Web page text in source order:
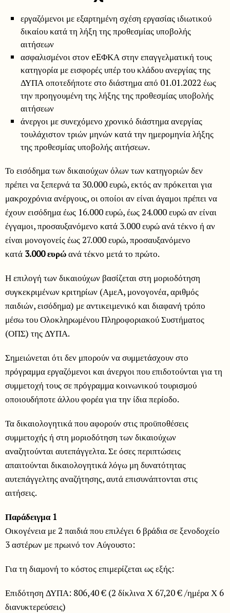
εργαζόμενοι με εξαρτημένη σχέση εργασίας ιδιωτικού
δικαίου κατά τη λήξη της προθεσμίας υποβολής
αιτήσεων
ασφαλισμένοι στον eEΦΚΑ στην επαγγελματική τους
κατηγορία με εισφορές υπέρ του κλάδου ανεργίας της
ΔΥΠΑ οποτεδήποτε στο διάστημα από 01.01.2022 έως
την προηγουμένη της λήξης της προθεσμίας υποβολής
αιτήσεων
άνεργοι με συνεχόμενο χρονικό διάστημα ανεργίας
τουλάχιστον τριών μηνών κατά την ημερομηνία λήξης
της προθεσμίας υποβολής αιτήσεων.
Το εισόδημα των δικαιούχων όλων των κατηγοριών δεν
πρέπει να ξεπερνά τα 30.000 ευρώ, εκτός αν πρόκειται για
μακροχρόνια ανέργους, οι οποίοι αν είναι άγαμοι πρέπει να
έχουν εισόδημα έως 16.000 ευρώ, έως 24.000 ευρώ αν είναι
έγγαμοι, προσαυξανόμενο κατά 3.000 ευρώ ανά τέκνο ή αν
είναι μονογονείς έως 27.000 ευρώ, προσαυξανόμενο
κατά 3.000 ευρώανά τέκνο μετά το πρώτο.
Η επιλογή των δικαιούχων βασίζεται στη μοριοδότηση
συγκεκριμένων κριτηρίων (ΑμεΑ, μονογονέα, αριθμός
παιδιών, εισόδημα) με αντικειμενικό και διαφανή τρόπο
μέσω του Ολοκληρωμένου Πληροφοριακού Συστήματος
(ΟΠΣ) της ΔΥΠΑ.
Σημειώνεται ότι δεν μπορούν να συμμετάσχουν στο
πρόγραμμα εργαζόμενοι και άνεργοι που επιδοτούνται για τη
συμμετοχή τους σε πρόγραμμα κοινωνικού τουρισμού
οποιουδήποτε άλλου φορέα για την ίδια περίοδο.
Τα δικαιολογητικά που αφορούν στις προϋποθέσεις
συμμετοχής ή στη μοριοδότηση των δικαιούχων
αναζητούνται αυτεπάγγελτα. Σε όσες περιπτώσεις
απαιτούνται δικαιολογητικά λόγω μη δυνατότητας
αυτεπάγγελτης αναζήτησης, αυτά επισυνάπτονται στις
αιτήσεις.
Παράδειγμα 1
Οικογένεια με 2 παιδιά που επιλέγει 6 βράδια σε ξενοδοχείο
3 αστέρων με πρωινό τον Αύγουστο:
Για τη διαμονή το κόστος επιμερίζεται ως εξής:
Επιδότηση ΔΥΠΑ: 806,40 € (2 δίκλινα Χ 67,20 € /ημέρα Χ 6
διανυκτερεύσεις)